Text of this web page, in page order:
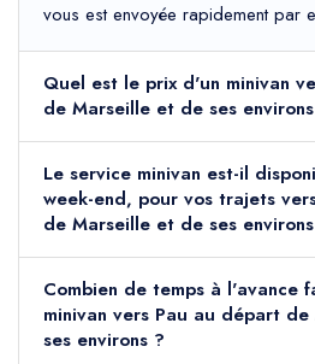
vous est envoyée rapidement par
Quel est le prix d'un minivan
de Marseille et de ses
Le service minivan est-il
week-end, pour vos trajets
de Marseille et de ses
Combien de temps à l'avance
minivan vers Pau au départ
ses environs ?